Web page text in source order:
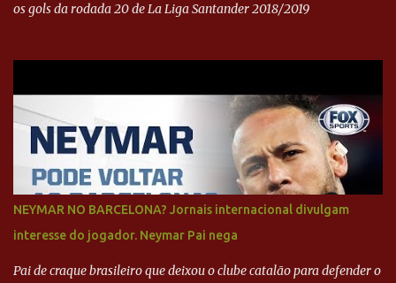
os gols da rodada 20 de La Liga Santander 2018/2019
NEYMAR NO BARCELONA? Jornais internacional divulgam
interesse do jogador. Neymar Pai nega
Pai de craque brasileiro que deixou o clube catalão para defender o